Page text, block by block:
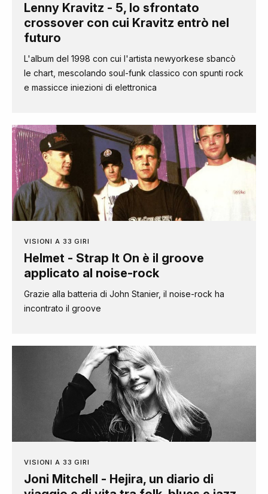
Lenny Kravitz - 5, lo sfrontato
crossover con cui Kravitz entrò nel
futuro
L'album del 1998 con cui l'artista newyorkese sbancò
le chart, mescolando soul-funk classico con spunti rock
e massicce iniezioni di elettronica
VISIONI A 33 GIRI
Helmet - Strap It On è il groove
applicato al noise-rock
Grazie alla batteria di John Stanier, il noise-rock ha
incontrato il groove
VISIONI A 33 GIRI
Joni Mitchell - Hejira, un diario di